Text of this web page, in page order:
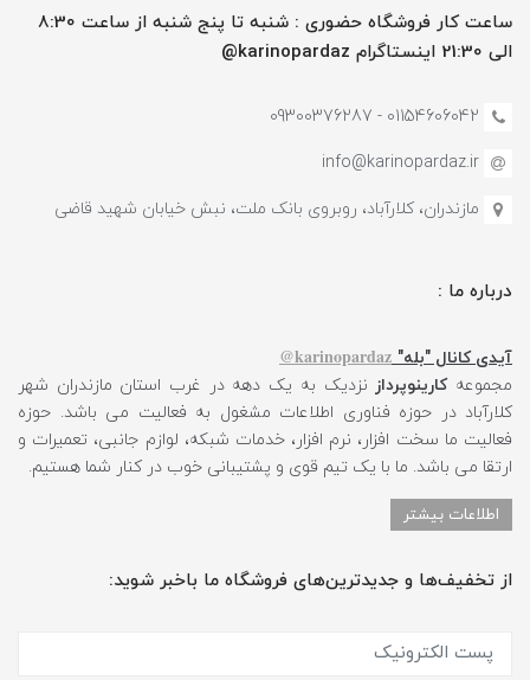
ساعت کار فروشگاه حضوری : شنبه تا پنج شنبه از ساعت 8:30
الی 21:30 اینستاگرام karinopardaz@
01154606042 - 09300376287
info@karinopardaz.ir
مازندران، کلارآباد، روبروی بانک ملت، نبش خیابان شهید قاضی
درباره ما :
آیدی کانال "بله" karinopardaz@
مجموعهکارینوپرداز نزدیک به یک دهه در غرب استان مازندران شهر
کلارآباد در حوزه فناوری اطلاعات مشغول به فعالیت می باشد. حوزه
فعالیت ما سخت افزار، نرم افزار، خدمات شبکه، لوازم جانبی، تعمیرات و
ارتقا می باشد. ما با یک تیم قوی و پشتیبانی خوب در کنار شما هستیم.
اطلاعات بیشتر
از تخفیف‌ها و جدیدترین‌های فروشگاه ما باخبر شوید: